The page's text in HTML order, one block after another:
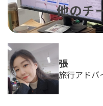
他のチ
張
旅行アドバ